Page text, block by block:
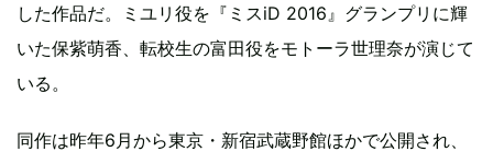
した作品だ。ミユリ役を『ミスiD 2016』グランプリに輝
いた保紫萌香、転校生の富田役をモトーラ世理奈が演じて
いる。
同作は昨年6月から東京・新宿武蔵野館ほかで公開され、